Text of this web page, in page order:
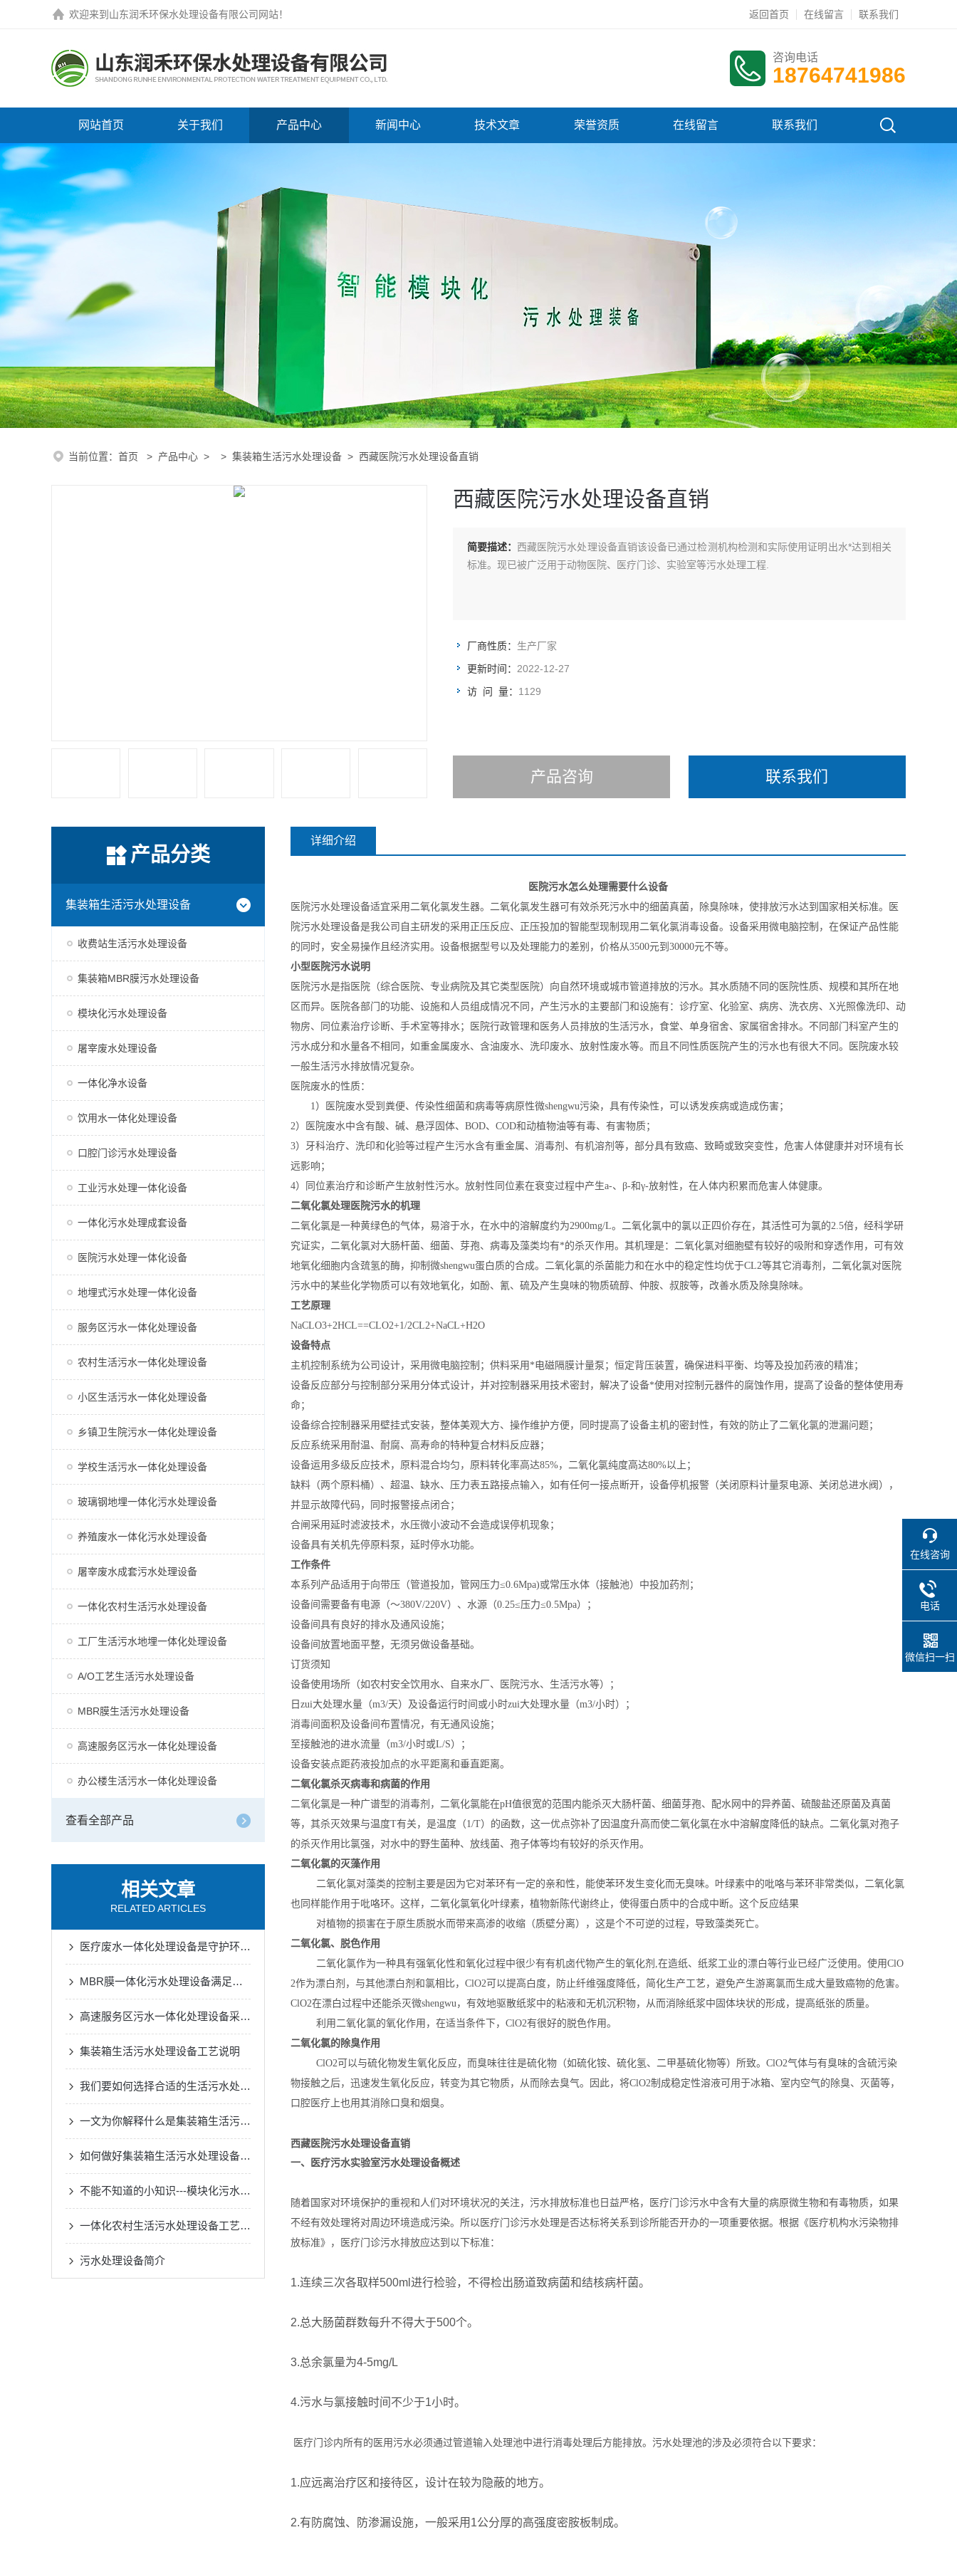
欢迎来到 山东润禾环保水处理设备有限公司网站！ 返回首页 在线留言 联系我们
咨询电话
18764741986
网站首页 关于我们 产品中心 新闻中心 技术文章 荣誉资质 在线留言 联系我们
当前位置： 首页 > 产品中心 > > 集装箱生活污水处理设备 > 西藏医院污水处理设备直销
西藏医院污水处理设备直销
简要描述： 西藏医院污水处理设备直销该设备已通过检测机构检测和实际使用证明出水*达到相关
标准。现已被广泛用于动物医院、医疗门诊、实验室等污水处理工程.
厂商性质： 生产厂家
更新时间： 2022-12-27
访 问 量： 1129
产品咨询 联系我们
产品分类
集装箱生活污水处理设备
收费站生活污水处理设备
集装箱MBR膜污水处理设备
模块化污水处理设备
屠宰废水处理设备
一体化净水设备
饮用水一体化处理设备
口腔门诊污水处理设备
工业污水处理一体化设备
一体化污水处理成套设备
医院污水处理一体化设备
地埋式污水处理一体化设备
服务区污水一体化处理设备
农村生活污水一体化处理设备
小区生活污水一体化处理设备
乡镇卫生院污水一体化处理设备
学校生活污水一体化处理设备
玻璃钢地埋一体化污水处理设备
养殖废水一体化污水处理设备
屠宰废水成套污水处理设备
一体化农村生活污水处理设备
工厂生活污水地埋一体化处理设备
A/O工艺生活污水处理设备
MBR膜生活污水处理设备
高速服务区污水一体化处理设备
办公楼生活污水一体化处理设备
查看全部产品
相关文章
RELATED ARTICLES
医疗废水一体化处理设备是守护环境的健康防线
MBR膜一体化污水处理设备满足各种工业废水的处理需求
高速服务区污水一体化处理设备采用了的生物处理技术
集装箱生活污水处理设备工艺说明
我们要如何选择合适的生活污水处理设备
一文为你解释什么是集装箱生活污水处理设备
如何做好集装箱生活污水处理设备的一切安全措施？
不能不知道的小知识---模块化污水处理设备的正确安装方法
一体化农村生活污水处理设备工艺原理与优缺点
污水处理设备简介
详细介绍
医院污水怎么处理需要什么设备
医院污水处理设备适宜采用二氧化氯发生器。二氧化氯发生器可有效杀死污水中的细菌真菌，除臭除味，使排放污水达到国家相关标准。
医
院污水处理设备是我公司自主研发的采用正压反应、正压投加的智能型现制现用二氧化氯消毒设备。设备采用微电脑控制，在保证产品性能
的同时，安全易操作且经济实用。设备根据型号以及处理能力的差别，价格从3500元到30000元不等。
小型医院污水说明
医院污水是指医院（综合医院、专业病院及其它类型医院）向自然环境或城市管道排放的污水。其水质随不同的医院性质、规模和其所在地
区而异。医院各部门的功能、设施和人员组成情况不同，产生污水的主要部门和设施有：诊疗室、化验室、病房、洗衣房、X光照像洗印、动
物房、同位素治疗诊断、手术室等排水；医院行政管理和医务人员排放的生活污水，食堂、单身宿舍、家属宿舍排水。不同部门科室产生的
污水成分和水量各不相同，如重金属废水、含油废水、洗印废水、放射性废水等。而且不同性质医院产生的污水也有很大不同。医院废水较
一般生活污水排放情况复杂。
医院废水的性质：
1）医院废水受到粪便、传染性细菌和病毒等病原性微shengwu污染，具有传染性，可以诱发疾病或造成伤害；
2）医院废水中含有酸、碱、悬浮固体、BOD、COD和动植物油等有毒、有害物质；
3）牙科治疗、洗印和化验等过程产生污水含有重金属、消毒剂、有机溶剂等，部分具有致癌、致畸或致突变性，危害人体健康并对环境有长
远影响；
4）同位素治疗和诊断产生放射性污水。放射性同位素在衰变过程中产生a-、β-和γ-放射性，在人体内积累而危害人体健康。
二氧化氯处理医院污水的机理
二氧化氯是一种黄绿色的气体，易溶于水，在水中的溶解度约为2900mg/L。二氧化氯中的氯以正四价存在，其活性可为氯的2.5倍，经科学研
究证实，二氧化氯对大肠杆菌、细菌、芽孢、病毒及藻类均有*的杀灭作用。其机理是：二氧化氯对细胞壁有较好的吸附和穿透作用，可有效
地氧化细胞内含巯氢的酶，抑制微shengwu蛋白质的合成。二氧化氯的杀菌能力和在水中的稳定性均优于CL2等其它消毒剂，二氧化氯对医院
污水中的某些化学物质可以有效地氧化，如酚、氰、硫及产生臭味的物质硫醇、仲胺、叔胺等，改善水质及除臭除味。
工艺原理
NaCLO3+2HCL==CLO2+1/2CL2+NaCL+H2O
设备特点
主机控制系统为公司设计，采用微电脑控制；供料采用*电磁隔膜计量泵；恒定背压装置，确保进料平衡、均等及投加药液的精准；
设备反应部分与控制部分采用分体式设计，并对控制器采用技术密封，解决了设备*使用对控制元器件的腐蚀作用，提高了设备的整体使用寿
命；
设备综合控制器采用壁挂式安装，整体美观大方、操作维护方便，同时提高了设备主机的密封性，有效的防止了二氧化氯的泄漏问题；
反应系统采用耐温、耐腐、高寿命的特种复合材料反应器；
设备运用多级反应技术，原料混合均匀，原料转化率高达85%，二氧化氯纯度高达80%以上；
缺料（两个原料桶）、超温、缺水、压力表五路接点输入，如有任何一接点断开，设备停机报警（关闭原料计量泵电源、关闭总进水阀），
并显示故障代码，同时报警接点闭合；
合闸采用延时滤波技术，水压微小波动不会造成误停机现象；
设备具有关机先停原料泵，延时停水功能。
工作条件
本系列产品适用于向带压（管道投加，管网压力≤0.6Mpa)或常压水体（接触池）中投加药剂；
设备间需要备有电源（～380V/220V）、水源（0.25≤压力≤0.5Mpa）；
设备间具有良好的排水及通风设施；
设备间放置地面平整，无须另做设备基础。
订货须知
设备使用场所（如农村安全饮用水、自来水厂、医院污水、生活污水等）；
日zui大处理水量（m3/天）及设备运行时间或小时zui大处理水量（m3/小时）；
消毒间面积及设备间布置情况，有无通风设施；
至接触池的进水流量（m3/小时或L/S）；
设备安装点距药液投加点的水平距离和垂直距离。
二氧化氯杀灭病毒和病菌的作用
二氧化氯是一种广谱型的消毒剂，二氧化氯能在pH值很宽的范围内能杀灭大肠杆菌、细菌芽孢、配水网中的异养菌、硫酸盐还原菌及真菌
等，其杀灭效果与温度T有关，是温度（1/T）的函数，这一优点弥补了因温度升高而使二氧化氯在水中溶解度降低的缺点。二氧化氯对孢子
的杀灭作用比氯强，对水中的野生菌种、放线菌、孢子体等均有较好的杀灭作用。
二氧化氯的灭藻作用
二氧化氯对藻类的控制主要是因为它对苯环有一定的亲和性，能使苯环发生变化而无臭味。叶绿素中的吡咯与苯环非常类似，二氧化氯
也同样能作用于吡咯环。这样，二氧化氯氧化叶绿素，植物新陈代谢终止，使得蛋白质中的合成中断。这个反应结果
对植物的损害在于原生质脱水而带来高渗的收缩（质壁分离），这是个不可逆的过程，导致藻类死亡。
二氧化氯、脱色作用
二氧化氯作为一种具有强氧化性和氧化过程中很少有有机卤代物产生的氧化剂,在造纸、纸浆工业的漂白等行业已经广泛使用。使用ClO
2作为漂白剂，与其他漂白剂和氯相比，ClO2可以提高白度，防止纤维强度降低，简化生产工艺，避免产生游离氯而生成大量致癌物的危害。
ClO2在漂白过程中还能杀灭微shengwu，有效地驱散纸浆中的粘液和无机沉积物，从而消除纸浆中固体块状的形成，提高纸张的质量。
利用二氧化氯的氧化作用，在适当条件下，ClO2有很好的脱色作用。
二氧化氯的除臭作用
ClO2可以与硫化物发生氧化反应，而臭味往往是硫化物（如硫化铵、硫化氢、二甲基硫化物等）所致。ClO2气体与有臭味的含硫污染
物接触之后，迅速发生氧化反应，转变为其它物质，从而除去臭气。因此，将ClO2制成稳定性溶液可用于冰箱、室内空气的除臭、灭菌等，
口腔医疗上也用其消除口臭和烟臭。
西藏医院污水处理设备直销
一、 医疗污水实验室污水处理设备概述
随着国家对环境保护的重视和人们对环境状况的关注，污水排放标准也日益严格，医疗门诊污水中含有大量的病原微生物和有毒物质，如果
不经有效处理将对周边环境造成污染。所以医疗门诊污水处理是否达标将关系到诊所能否开办的一项重要依据。根据《医疗机构水污染物排
放标准》，医疗门诊污水排放应达到以下标准：
1.连续三次各取样500ml进行检验，不得检出肠道致病菌和结核病杆菌。
2.总大肠菌群数每升不得大于500个。
3.总余氯量为4-5mg/L
4.污水与氯接触时间不少于1小时。
医疗门诊内所有的医用污水必须通过管道输入处理池中进行消毒处理后方能排放。污水处理池的涉及必须符合以下要求：
1.应远离治疗区和接待区，设计在较为隐蔽的地方。
2.有防腐蚀、防渗漏设施，一般采用1公分厚的高强度密胺板制成。
在线咨询
电话
微信扫一扫